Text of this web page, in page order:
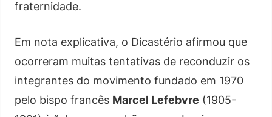
fraternidade.
Em nota explicativa, o Dicastério afirmou que
ocorreram muitas tentativas de reconduzir os
integrantes do movimento fundado em 1970
pelo bispo francês Marcel Lefebvre (1905-